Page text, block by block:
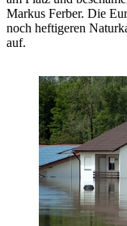
Markus Ferber. Die
noch heftigeren
auf.